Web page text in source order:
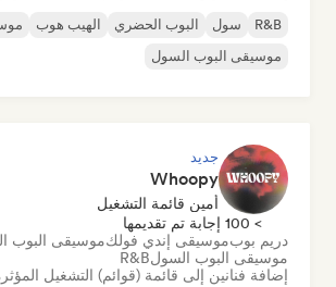
R&B سول البوب الحضري الهيب هوب
موسيقى البوب السول
جديد
Whoopy
أمين قائمة التشغيل
> 100 إجابة تم تقديمها
دريم بوبموسيقى إندي فولكموسيقى البوب
موسيقى البوب السولR&B
إضافة فنانين إلى قائمة (قوائم) التشغيل